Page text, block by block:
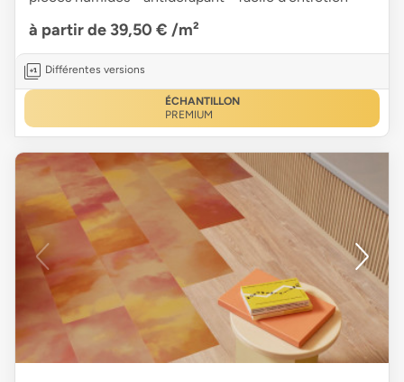
à partir de 39,50 € /m²
Différentes versions
ÉCHANTILLON
PREMIUM